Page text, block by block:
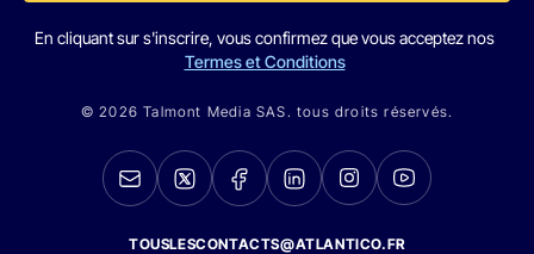
En cliquant sur s'inscrire, vous confirmez que vous acceptez nos
Termes et Conditions
© 2026 Talmont Media SAS. tous droits réservés.
TOUSLESCONTACTS@ATLANTICO.FR